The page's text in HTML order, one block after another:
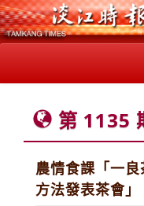
第 1135
農情食課「一
方法發表茶會」